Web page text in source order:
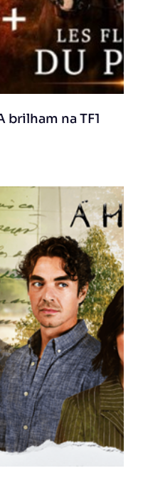
brilham na TF1